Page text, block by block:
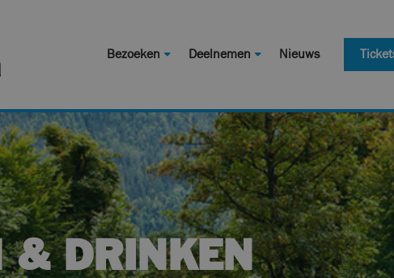
Bezoeken Deelnemen Nieuws
& DRINKEN